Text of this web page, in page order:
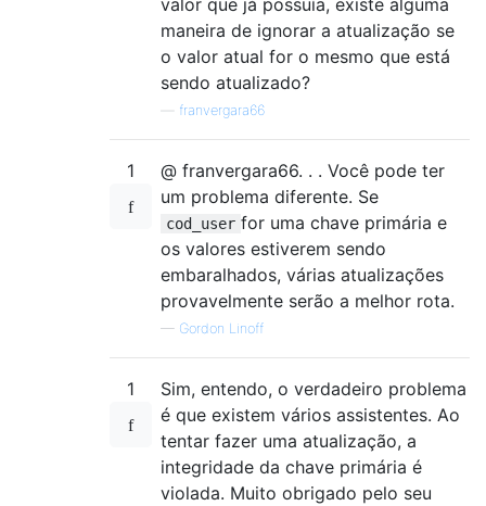
maneira de ignorar a atualização se
o valor atual for o mesmo que está
sendo atualizado?
franvergara66
1
@ franvergara66. . . Você pode ter
um problema diferente. Se
cod_user for uma chave primária e
os valores estiverem sendo
embaralhados, várias atualizações
provavelmente serão a melhor rota.
— Gordon Linoff
1
Sim, entendo, o verdadeiro problema
é que existem vários assistentes. Ao
tentar fazer uma atualização, a
integridade da chave primária é
violada. Muito obrigado pelo seu